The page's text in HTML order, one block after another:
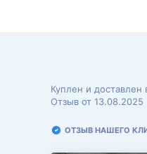
Куплен и доставлен
Отзыв от 13.08.2025
ОТЗЫВ НАШЕГО